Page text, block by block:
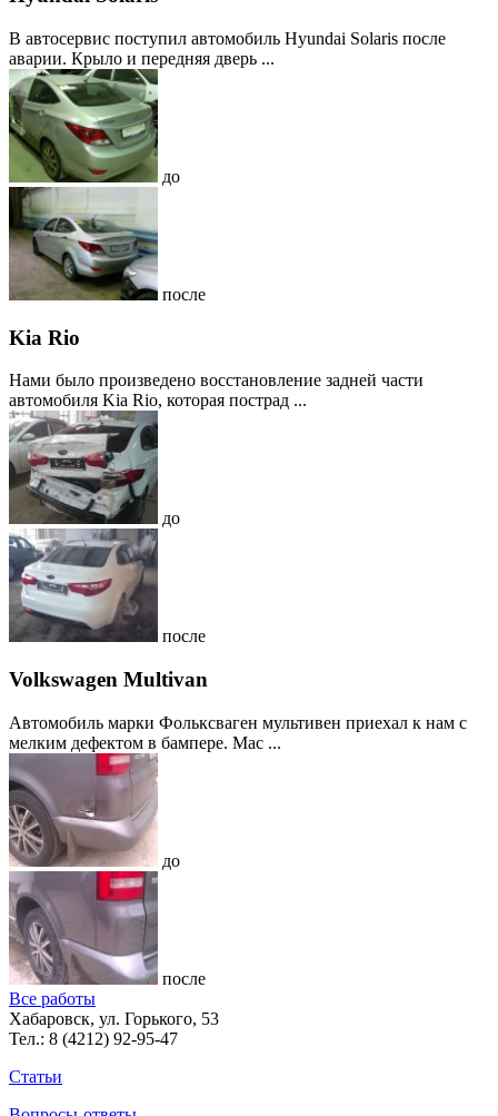
В автосервис поступил автомобиль Hyundai Solaris после
аварии. Крыло и передняя дверь ...
до
после
Kia Rio
Нами было произведено восстановление задней части
автомобиля Kia Rio, которая пострад ...
до
после
Volkswagen Multivan
Автомобиль марки Фольксваген мультивен приехал к нам с
мелким дефектом в бампере. Мас ...
до
после
Все работы
Хабаровск, ул. Горького, 53
Тел.: 8 (4212) 92-95-47
Статьи